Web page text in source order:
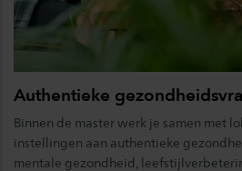
Authentieke
Binnen de master werk je samen met
instellingen aan authentieke
mentale gezondheid,